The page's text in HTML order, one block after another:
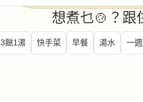
想煮乜🍲？跟
3餸1湯 快手菜 早餐 湯水 一